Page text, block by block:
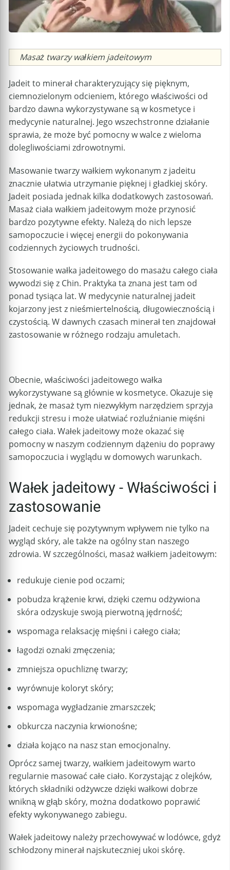
Caption
Masaż twarzy wałkiem jadeitowym
Jadeit to minerał charakteryzujący się pięknym,
ciemnozielonym odcieniem, którego właściwości od
bardzo dawna wykorzystywane są w kosmetyce i
medycynie naturalnej. Jego wszechstronne działanie
sprawia, że może być pomocny w walce z wieloma
dolegliwościami zdrowotnymi.
Masowanie twarzy wałkiem wykonanym z jadeitu
znacznie ułatwia utrzymanie pięknej i gładkiej skóry.
Jadeit posiada jednak kilka dodatkowych zastosowań.
Masaż ciała wałkiem jadeitowym może przynosić
bardzo pozytywne efekty. Należą do nich lepsze
samopoczucie i więcej energii do pokonywania
codziennych życiowych trudności.
Stosowanie wałka jadeitowego do masażu całego ciała
wywodzi się z Chin. Praktyka ta znana jest tam od
ponad tysiąca lat. W medycynie naturalnej jadeit
kojarzony jest z nieśmiertelnością, długowiecznością i
czystością. W dawnych czasach minerał ten znajdował
zastosowanie w różnego rodzaju amuletach.
Obecnie, właściwości jadeitowego wałka
wykorzystywane są głównie w kosmetyce. Okazuje się
jednak, że masaż tym niezwykłym narzędziem sprzyja
redukcji stresu i może ułatwiać rozluźnianie mięśni
całego ciała. Wałek jadeitowy może okazać się
pomocny w naszym codziennym dążeniu do poprawy
samopoczucia i wyglądu w domowych warunkach.
Wałek jadeitowy - Właściwości i
zastosowanie
Jadeit cechuje się pozytywnym wpływem nie tylko na
wygląd skóry, ale także na ogólny stan naszego
zdrowia. W szczególności, masaż wałkiem jadeitowym:
redukuje cienie pod oczami;
pobudza krążenie krwi, dzięki czemu odżywiona
skóra odzyskuje swoją pierwotną jędrność;
wspomaga relaksację mięśni i całego ciała;
łagodzi oznaki zmęczenia;
zmniejsza opuchliznę twarzy;
wyrównuje koloryt skóry;
wspomaga wygładzanie zmarszczek;
obkurcza naczynia krwionośne;
działa kojąco na nasz stan emocjonalny.
Oprócz samej twarzy, wałkiem jadeitowym warto
regularnie masować całe ciało. Korzystając z olejków,
których składniki odżywcze dzięki wałkowi dobrze
wnikną w głąb skóry, można dodatkowo poprawić
efekty wykonywanego zabiegu.
Wałek jadeitowy należy przechowywać w lodówce, gdyż
schłodzony minerał najskuteczniej ukoi skórę.